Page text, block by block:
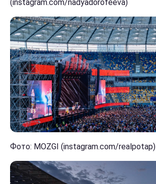
(instagram.com/nadyadorofeeva)
Фото: MOZGI (instagram.com/realpotap)